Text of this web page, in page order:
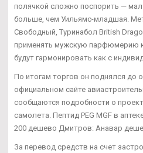
полячкой сложно поспорить —
больше, чем Уильямс-младшая.
Свободный, Туринабол British
применять мужскую парфюмерию
будут гармонировать как с
По итогам торгов он поднялся до
официальном сайте
сообщаются подробности о
самолета. Пептид PEG MGF в
200 дешево Дмитров: Анавар
За перевод средств на счет